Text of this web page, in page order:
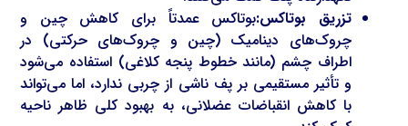
تزریق بوتاکس:بوتاکس عمدتاً برای کاهش چین و
چروک‌های دینامیک (چین و چروک‌های حرکتی) در
اطراف چشم (مانند خطوط پنجه کلاغی) استفاده می‌شود
و تأثیر مستقیمی بر پف ناشی از چربی ندارد، اما می‌تواند
با کاهش انقباضات عضلانی، به بهبود کلی ظاهر ناحیه